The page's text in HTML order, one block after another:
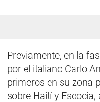
Previamente, en la
por el italiano Carlo
primeros en su zona
sobre Haití y Escocia,